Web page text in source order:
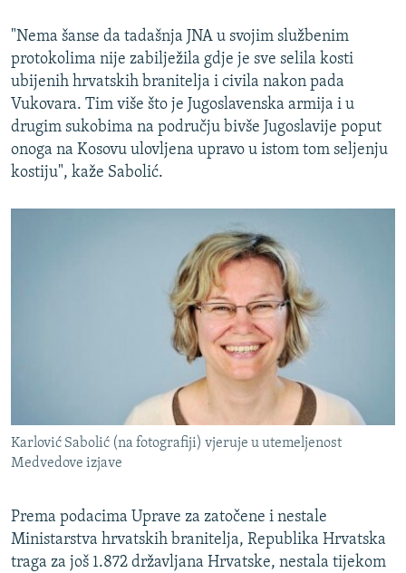
"Nema šanse da tadašnja JNA u svojim službenim
protokolima nije zabilježila gdje je sve selila kosti
ubijenih hrvatskih branitelja i civila nakon pada
Vukovara. Tim više što je Jugoslavenska armija i u
drugim sukobima na području bivše Jugoslavije poput
onoga na Kosovu ulovljena upravo u istom tom seljenju
kostiju", kaže Sabolić.
Karlović Sabolić (na fotografiji) vjeruje u utemeljenost
Medvedove izjave
Prema podacima Uprave za zatočene i nestale
Ministarstva hrvatskih branitelja, Republika Hrvatska
traga za još 1.872 državljana Hrvatske, nestala tijekom